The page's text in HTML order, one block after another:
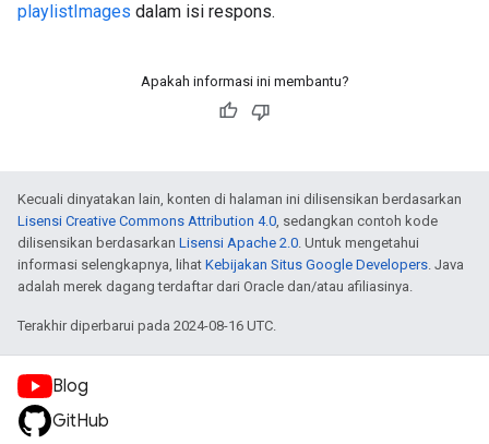
playlistImages dalam isi respons.
Apakah informasi ini membantu?
Kecuali dinyatakan lain, konten di halaman ini dilisensikan berdasarkan
Lisensi Creative Commons Attribution 4.0, sedangkan contoh kode
dilisensikan berdasarkan Lisensi Apache 2.0. Untuk mengetahui
informasi selengkapnya, lihat Kebijakan Situs Google Developers. Java
adalah merek dagang terdaftar dari Oracle dan/atau afiliasinya.
Terakhir diperbarui pada 2024-08-16 UTC.
Blog
GitHub